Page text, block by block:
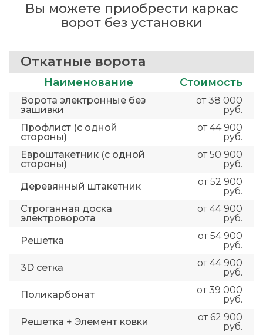
Вы можете приобрести каркас
ворот без установки
Откатные ворота
Наименование Стоимость
Ворота электронные без
зашивки
от 38 000
руб.
Профлист (с одной
стороны)
от 44 900
руб.
Евроштакетник (с одной
стороны)
от 50 900
руб.
Деревянный штакетник
от 52 900
руб.
Строганная доска
электроворота
от 44 900
руб.
Решетка
от 54 900
руб.
3D сетка
от 44 900
руб.
Поликарбонат
от 39 000
руб.
Решетка + Элемент ковки
от 62 900
руб.